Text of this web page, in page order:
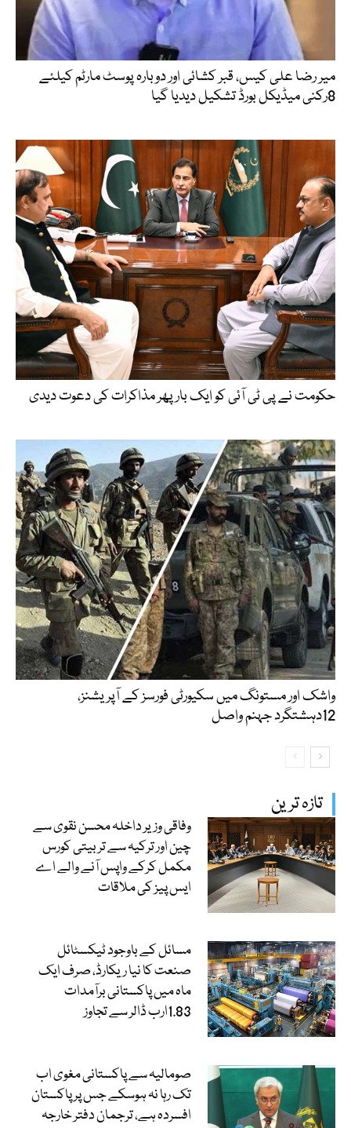
تازہ ترین
وفاقی وزیر داخلہ محسن نقوی سے
چین اور ترکیہ سے تربیتی کورس
مکمل کرکے واپس آنے والے اے
ایس پیز کی ملاقات
مسائل کے باوجود ٹیکسٹائل
صنعت کا نیا ریکارڈ، صرف ایک
ماہ میں پاکستانی برآمدات
1.83ارب ڈالر سے تجاوز
صومالیہ سے پاکستانی مغوی اب
تک رہا نہ ہوسکے جس پر پاکستان
افسردہ ہے، ترجمان دفتر خارجہ
میر رضا علی کیس، قبر کشائی اور دوبارہ پوسٹ مارٹم کیلئے
8رکنی میڈیکل بورڈ تشکیل دیدیا گیا
حکومت نے پی ٹی آئی کو ایک بارپھر مذاکرات کی دعوت دیدی
واشک اور مستونگ میں سکیورٹی فورسز کے آپریشنز،
12دہشتگرد جہنم واصل